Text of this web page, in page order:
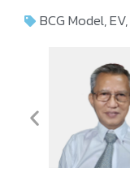
BCG Model,EV,